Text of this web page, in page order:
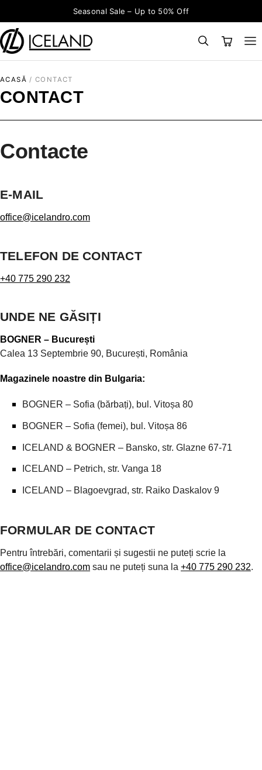
Seasonal Sale – Up to 50% Off
Search for:
ACASĂ /CONTACT
CONTACT
Contacte
E-MAIL
office@icelandro.com
TELEFON DE CONTACT
+40 775 290 232
UNDE NE GĂSIȚI
BOGNER – București
Calea 13 Septembrie 90, București, România
Magazinele noastre din Bulgaria:
BOGNER – Sofia (bărbați), bul. Vitoșa 80
BOGNER – Sofia (femei), bul. Vitoșa 86
ICELAND & BOGNER – Bansko, str. Glazne 67-71
ICELAND – Petrich, str. Vanga 18
ICELAND – Blagoevgrad, str. Raiko Daskalov 9
FORMULAR DE CONTACT
Pentru întrebări, comentarii și sugestii ne puteți scrie la
office@icelandro.com sau ne puteți suna la +40 775 290 232.